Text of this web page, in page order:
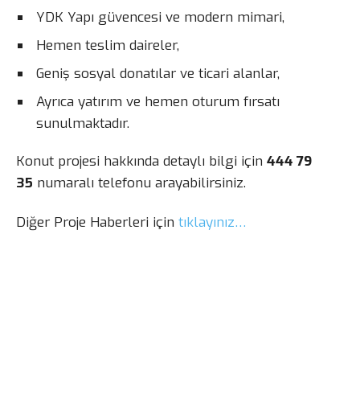
YDK Yapı güvencesi ve modern mimari,
Hemen teslim daireler,
Geniş sosyal donatılar ve ticari alanlar,
Ayrıca yatırım ve hemen oturum fırsatı
sunulmaktadır.
Konut projesi hakkında detaylı bilgi için 444 79
35 numaralı telefonu arayabilirsiniz.
Diğer Proje Haberleri için tıklayınız…